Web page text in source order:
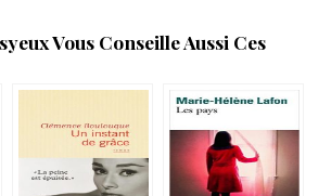
Vous Conseille Aussi Ces